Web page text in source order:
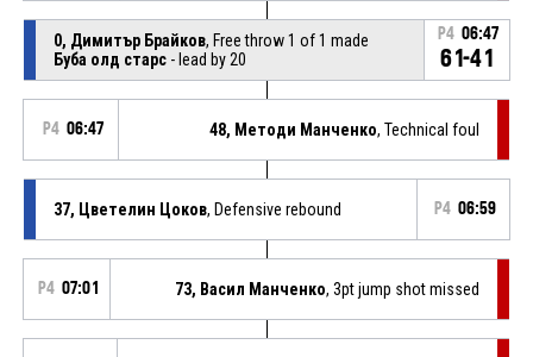
0, Димитър Брайков, Free throw 1 of 1 made
Буба олд старс- lead by 20
P4 06:47
61-41
P4 06:47 48, Методи Манченко, Technical foul
37, Цветелин Цоков, Defensive rebound P4 06:59
P4 07:01 73, Васил Манченко, 3pt jump shot missed